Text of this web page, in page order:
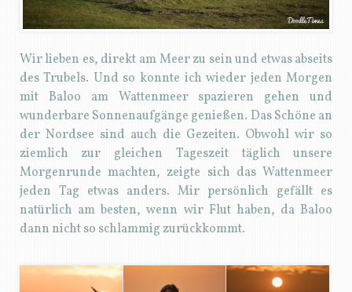
Wir lieben es, direkt am Meer zu sein und etwas abseits
des Trubels. Und so konnte ich wieder jeden Morgen
mit Baloo am Wattenmeer spazieren gehen und
wunderbare Sonnenaufgänge genießen. Das Schöne an
der Nordsee sind auch die Gezeiten. Obwohl wir so
ziemlich zur gleichen Tageszeit täglich unsere
Morgenrunde machten, zeigte sich das Wattenmeer
jeden Tag etwas anders. Mir persönlich gefällt es
natürlich am besten, wenn wir Flut haben, da Baloo
dann nicht so schlammig zurückkommt.